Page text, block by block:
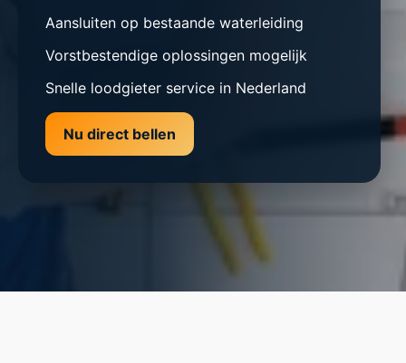
Aansluiten op bestaande waterleiding
Vorstbestendige oplossingen mogelijk
Snelle loodgieter service in Nederland
Nu direct bellen